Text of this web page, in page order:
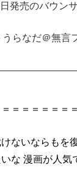
発売のバウン
らなだ＠無言
＝＝＝＝＝＝＝
ないならもを
な 漫画が人気